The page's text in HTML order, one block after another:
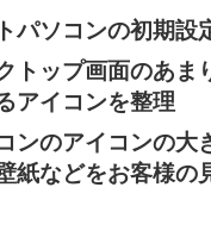
パソコンの初期設
トップ画面のあま
アイコンを整理
ンのアイコンの大
紙などをお客様の